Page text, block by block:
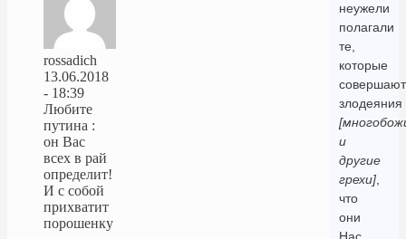
неужели
полагали
те,
которые
совершают
злодеяния
и
другие
грехи],
что
они
rossadich
13.06.2018
- 18:39
Любите
путина :
он Вас
всех в рай
определит!
И с собой
прихватит
порошенку